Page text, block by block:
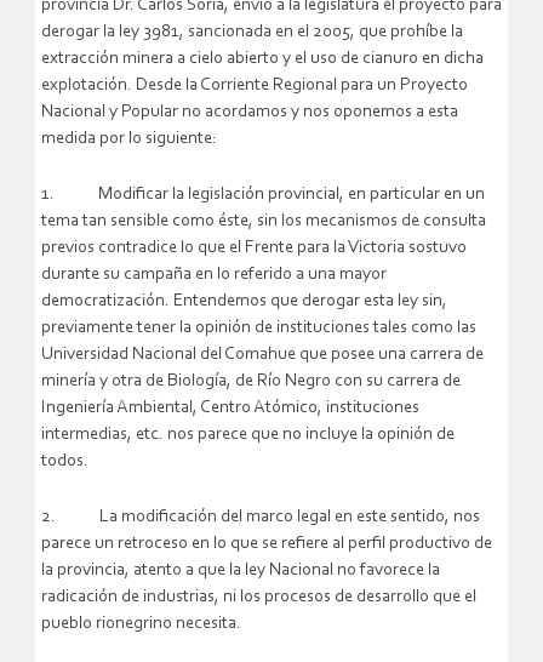
provincia Dr. Carlos Soria, envió a la legislatura el proyecto para
derogar la ley 3981, sancionada en el 2005, que prohíbe la
extracción minera a cielo abierto y el uso de cianuro en dicha
explotación. Desde la Corriente Regional para un Proyecto
Nacional y Popular no acordamos y nos oponemos a esta
medida por lo siguiente:
1. Modificar la legislación provincial, en particular en un
tema tan sensible como éste, sin los mecanismos de consulta
previos contradice lo que el Frente para la Victoria sostuvo
durante su campaña en lo referido a una mayor
democratización. Entendemos que derogar esta ley sin,
previamente tener la opinión de instituciones tales como las
Universidad Nacional del Comahue que posee una carrera de
minería y otra de Biología, de Río Negro con su carrera de
Ingeniería Ambiental, Centro Atómico, instituciones
intermedias, etc. nos parece que no incluye la opinión de
todos.
2. La modificación del marco legal en este sentido, nos
parece un retroceso en lo que se refiere al perfil productivo de
la provincia, atento a que la ley Nacional no favorece la
radicación de industrias, ni los procesos de desarrollo que el
pueblo rionegrino necesita.